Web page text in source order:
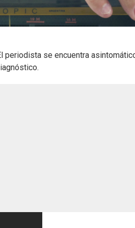
se encuentra